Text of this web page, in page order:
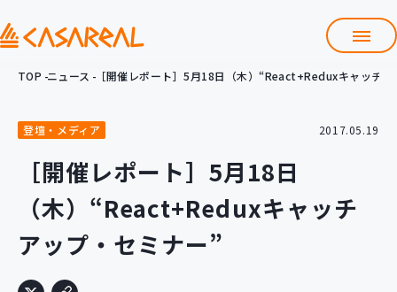
会社情報
サービス
プロダクト開発支援
クラウド導入支援 Git導入支援
システム構築支援
TOP ニュース ［開催レポート］5月18日（木）“React+Reduxキャッチア
登壇・メディア 2017.05.19
［開催レポート］5月18日
（木）“React+Reduxキャッチ
アップ・セミナー”